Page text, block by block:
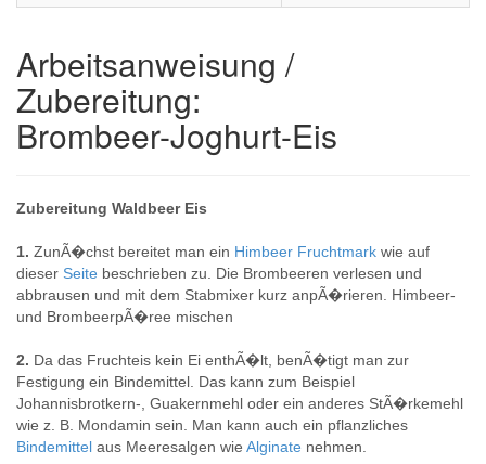
Arbeitsanweisung /
Zubereitung:
Brombeer-Joghurt-Eis
Zubereitung Waldbeer Eis
1. ZunÃ�chst bereitet man ein Himbeer Fruchtmark wie auf
dieser Seite beschrieben zu. Die Brombeeren verlesen und
abbrausen und mit dem Stabmixer kurz anpÃ�rieren. Himbeer-
und BrombeerpÃ�ree mischen
2. Da das Fruchteis kein Ei enthÃ�lt, benÃ�tigt man zur
Festigung ein Bindemittel. Das kann zum Beispiel
Johannisbrotkern-, Guakernmehl oder ein anderes StÃ�rkemehl
wie z. B. Mondamin sein. Man kann auch ein pflanzliches
Bindemittel aus Meeresalgen wie Alginate nehmen.